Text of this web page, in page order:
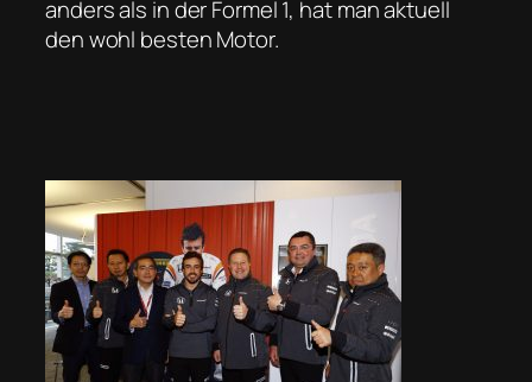
anders als in der Formel 1, hat man aktuell
den wohl besten Motor.